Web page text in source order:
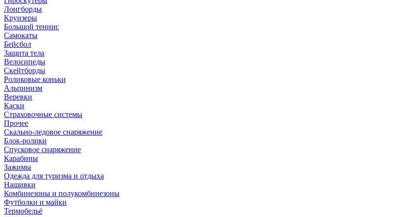
Лонгборды
Круизеры
Большой теннис
Самокаты
Бейсбол
Защита тела
Велосипеды
Скейтборды
Роликовые коньки
Альпинизм
Веревки
Каски
Страховочные системы
Прочее
Скально-ледовое снаряжение
Блок-ролики
Спусковое снаряжение
Карабины
Зажимы
Одежда для туризма и отдыха
Нашивки
Комбинезоны и полукомбинезоны
Футболки и майки
Термобельё